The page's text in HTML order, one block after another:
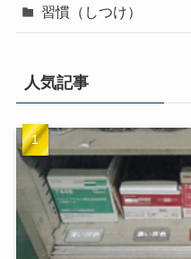
習慣（しつけ）
人気記事